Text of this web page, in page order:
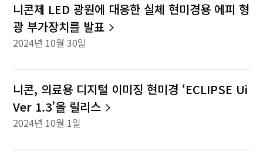
니콘제 LED 광원에 대응한 실체 현미경용 에피 형
광 부가장치를 발표
2024년 10월 30일
니콘, 의료용 디지털 이미징 현미경 ‘ECLIPSE Ui
Ver 1.3’을 릴리스
2024년 10월 1일